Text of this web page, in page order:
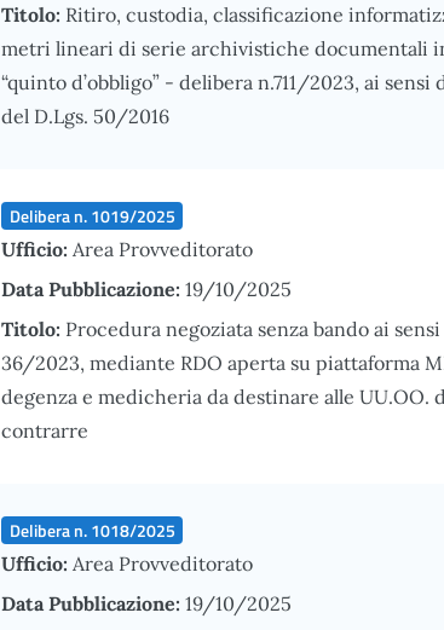
Titolo: Ritiro, custodia, classificazione
metri lineari di serie archivistiche documentali
“quinto d’obbligo” - delibera n.711/2023, ai sensi
del D.Lgs. 50/2016
Delibera n. 1019/2025
Ufficio: Area Provveditorato
Data Pubblicazione: 19/10/2025
Titolo: Procedura negoziata senza bando ai
36/2023, mediante RDO aperta su piattaforma
degenza e medicheria da destinare alle UU.OO.
contrarre
Delibera n. 1018/2025
Ufficio: Area Provveditorato
Data Pubblicazione: 19/10/2025